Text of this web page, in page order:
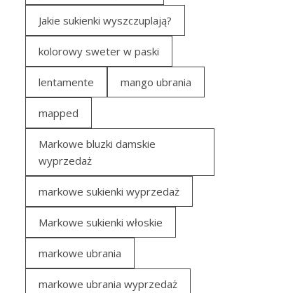
Jakie sukienki wyszczuplają?
kolorowy sweter w paski
lentamente mango ubrania
mapped
Markowe bluzki damskie
wyprzedaż
markowe sukienki wyprzedaż
Markowe sukienki włoskie
markowe ubrania
markowe ubrania wyprzedaż